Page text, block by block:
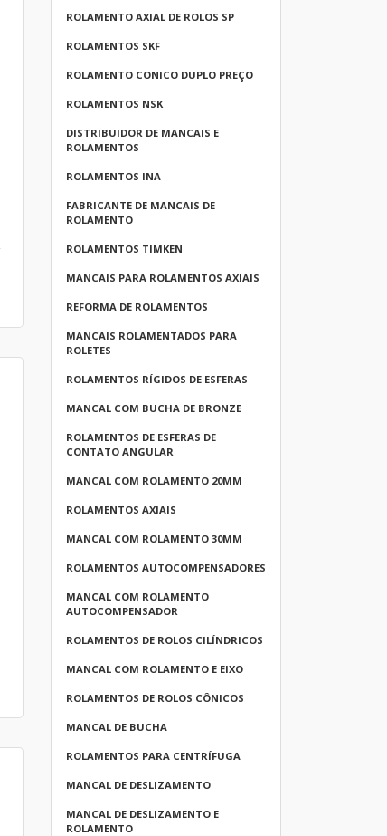
ROLAMENTO AXIAL DE ROLOS SP
ROLAMENTOS SKF
ROLAMENTO CONICO DUPLO PREÇO
ROLAMENTOS NSK
DISTRIBUIDOR DE MANCAIS E
ROLAMENTOS
ROLAMENTOS INA
FABRICANTE DE MANCAIS DE
ROLAMENTO
ROLAMENTOS TIMKEN
MANCAIS PARA ROLAMENTOS AXIAIS
REFORMA DE ROLAMENTOS
MANCAIS ROLAMENTADOS PARA
ROLETES
ROLAMENTOS RÍGIDOS DE ESFERAS
MANCAL COM BUCHA DE BRONZE
ROLAMENTOS DE ESFERAS DE
CONTATO ANGULAR
MANCAL COM ROLAMENTO 20MM
ROLAMENTOS AXIAIS
MANCAL COM ROLAMENTO 30MM
ROLAMENTOS AUTOCOMPENSADORES
MANCAL COM ROLAMENTO
AUTOCOMPENSADOR
ROLAMENTOS DE ROLOS CILÍNDRICOS
MANCAL COM ROLAMENTO E EIXO
ROLAMENTOS DE ROLOS CÔNICOS
MANCAL DE BUCHA
ROLAMENTOS PARA CENTRÍFUGA
MANCAL DE DESLIZAMENTO
MANCAL DE DESLIZAMENTO E
ROLAMENTO